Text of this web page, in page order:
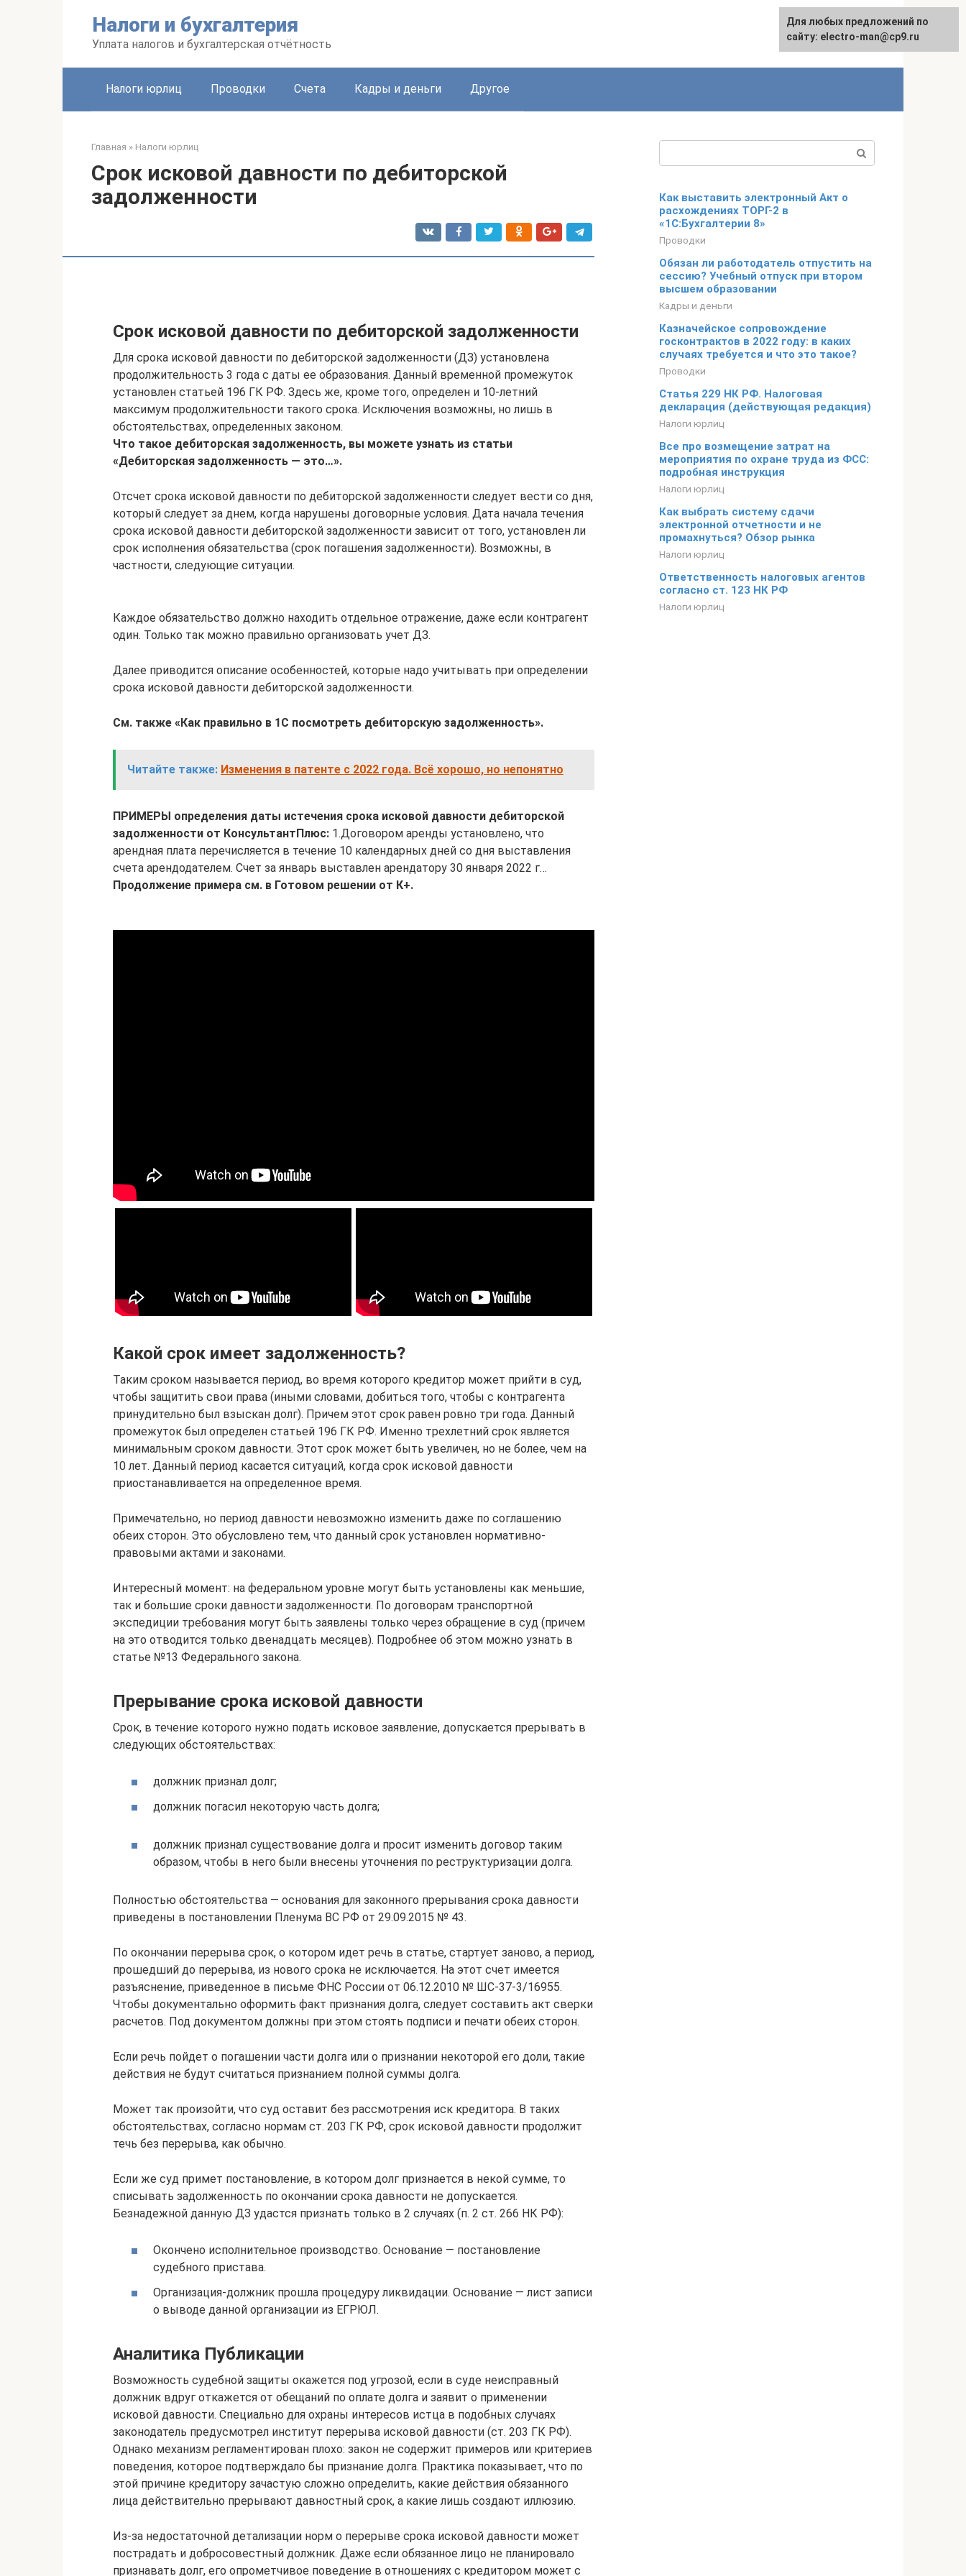
Налоги и бухгалтерия
Уплата налогов и бухгалтерская отчётность
Налоги юрлиц Проводки Счета Кадры и деньги Другое
Главная » Налоги юрлиц
Срок исковой давности по дебиторской
задолженности
Срок исковой давности по дебиторской задолженности
Для срока исковой давности по дебиторской задолженности (ДЗ) установлена
продолжительность 3 года с даты ее образования. Данный временной промежуток
установлен статьей 196 ГК РФ. Здесь же, кроме того, определен и 10-летний
максимум продолжительности такого срока. Исключения возможны, но лишь в
обстоятельствах, определенных законом.
Что такое дебиторская задолженность, вы можете узнать из статьи
«Дебиторская задолженность — это…».
Отсчет срока исковой давности по дебиторской задолженности следует вести со дня,
который следует за днем, когда нарушены договорные условия. Дата начала течения
срока исковой давности дебиторской задолженности зависит от того, установлен ли
срок исполнения обязательства (срок погашения задолженности). Возможны, в
частности, следующие ситуации.
Каждое обязательство должно находить отдельное отражение, даже если контрагент
один. Только так можно правильно организовать учет ДЗ.
Далее приводится описание особенностей, которые надо учитывать при определении
срока исковой давности дебиторской задолженности.
См. также «Как правильно в 1С посмотреть дебиторскую задолженность».
Читайте также: Изменения в патенте с 2022 года. Всё хорошо, но непонятно
ПРИМЕРЫ определения даты истечения срока исковой давности дебиторской
задолженности от КонсультантПлюс: 1.Договором аренды установлено, что
арендная плата перечисляется в течение 10 календарных дней со дня выставления
счета арендодателем. Счет за январь выставлен арендатору 30 января 2022 г…
Продолжение примера см. в Готовом решении от К+.
Какой срок имеет задолженность?
Таким сроком называется период, во время которого кредитор может прийти в суд,
чтобы защитить свои права (иными словами, добиться того, чтобы с контрагента
принудительно был взыскан долг). Причем этот срок равен ровно три года. Данный
промежуток был определен статьей 196 ГК РФ. Именно трехлетний срок является
минимальным сроком давности. Этот срок может быть увеличен, но не более, чем на
10 лет. Данный период касается ситуаций, когда срок исковой давности
приостанавливается на определенное время.
Примечательно, но период давности невозможно изменить даже по соглашению
обеих сторон. Это обусловлено тем, что данный срок установлен нормативно-
правовыми актами и законами.
Интересный момент: на федеральном уровне могут быть установлены как меньшие,
так и большие сроки давности задолженности. По договорам транспортной
экспедиции требования могут быть заявлены только через обращение в суд (причем
на это отводится только двенадцать месяцев). Подробнее об этом можно узнать в
статье №13 Федерального закона.
Прерывание срока исковой давности
Срок, в течение которого нужно подать исковое заявление, допускается прерывать в
следующих обстоятельствах:
должник признал долг;
должник погасил некоторую часть долга;
должник признал существование долга и просит изменить договор таким
образом, чтобы в него были внесены уточнения по реструктуризации долга.
Полностью обстоятельства — основания для законного прерывания срока давности
приведены в постановлении Пленума ВС РФ от 29.09.2015 № 43.
По окончании перерыва срок, о котором идет речь в статье, стартует заново, а период,
прошедший до перерыва, из нового срока не исключается. На этот счет имеется
разъяснение, приведенное в письме ФНС России от 06.12.2010 № ШС-37-3/16955.
Чтобы документально оформить факт признания долга, следует составить акт сверки
расчетов. Под документом должны при этом стоять подписи и печати обеих сторон.
Если речь пойдет о погашении части долга или о признании некоторой его доли, такие
действия не будут считаться признанием полной суммы долга.
Может так произойти, что суд оставит без рассмотрения иск кредитора. В таких
обстоятельствах, согласно нормам ст. 203 ГК РФ, срок исковой давности продолжит
течь без перерыва, как обычно.
Если же суд примет постановление, в котором долг признается в некой сумме, то
списывать задолженность по окончании срока давности не допускается.
Безнадежной данную ДЗ удастся признать только в 2 случаях (п. 2 ст. 266 НК РФ):
Окончено исполнительное производство. Основание — постановление
судебного пристава.
Организация-должник прошла процедуру ликвидации. Основание — лист записи
о выводе данной организации из ЕГРЮЛ.
Аналитика Публикации
Возможность судебной защиты окажется под угрозой, если в суде неисправный
должник вдруг откажется от обещаний по оплате долга и заявит о применении
исковой давности. Специально для охраны интересов истца в подобных случаях
законодатель предусмотрел институт перерыва исковой давности (ст. 203 ГК РФ).
Однако механизм регламентирован плохо: закон не содержит примеров или критериев
поведения, которое подтверждало бы признание долга. Практика показывает, что по
этой причине кредитору зачастую сложно определить, какие действия обязанного
лица действительно прерывают давностный срок, а какие лишь создают иллюзию.
Из-за недостаточной детализации норм о перерыве срока исковой давности может
пострадать и добросовестный должник. Даже если обязанное лицо не планировало
признавать долг, его опрометчивое поведение в отношениях с кредитором может с
Как выставить электронный Акт о
расхождениях ТОРГ-2 в
«1С:Бухгалтерии 8»
Проводки
Обязан ли работодатель отпустить на
сессию? Учебный отпуск при втором
высшем образовании
Кадры и деньги
Казначейское сопровождение
госконтрактов в 2022 году: в каких
случаях требуется и что это такое?
Проводки
Статья 229 НК РФ. Налоговая
декларация (действующая редакция)
Налоги юрлиц
Все про возмещение затрат на
мероприятия по охране труда из ФСС:
подробная инструкция
Налоги юрлиц
Как выбрать систему сдачи
электронной отчетности и не
промахнуться? Обзор рынка
Налоги юрлиц
Ответственность налоговых агентов
согласно ст. 123 НК РФ
Налоги юрлиц
Для любых предложений по
сайту: electro-man@cp9.ru